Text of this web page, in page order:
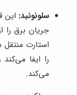
سلونوئید: این
جریان برق را
استارت
را ایفا
می‌کند.